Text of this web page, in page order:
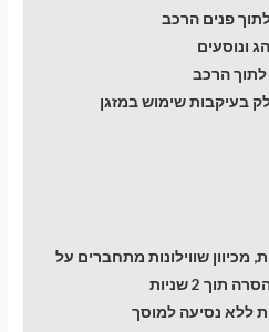
פנים הרכב
ונוסעים
הרכב
בעיקבות שימוש במזגן
מכיוון שווילונות מתחברים על
2 שניות
ללא נסיעה למוסך